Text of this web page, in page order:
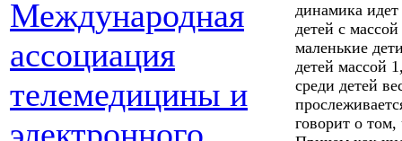
Международная
ассоциация
телемедицины и
динамика
детей с
маленькие
детей массой
среди детей
говорит о